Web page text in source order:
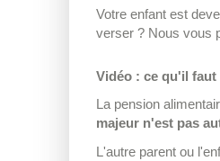
Votre enfant est
verser ? Nous vous
Vidéo : ce qu'il
La pension
majeur n'est pas
L'autre parent ou